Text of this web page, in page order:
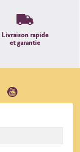
Livraison rapide
et garantie